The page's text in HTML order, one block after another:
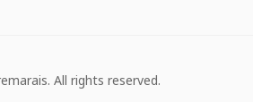
All rights reserved.